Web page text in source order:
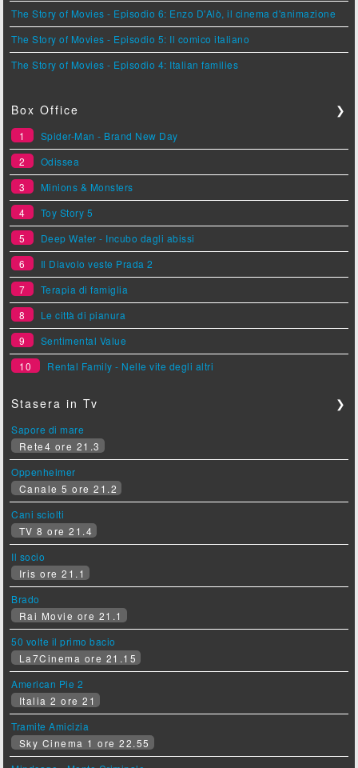
The Story of Movies - Episodio 6: Enzo D'Alò, il cinema d'animazione
The Story of Movies - Episodio 5: Il comico italiano
The Story of Movies - Episodio 4: Italian families
Box Office ❯
1
Spider-Man - Brand New Day
2
Odissea
3
Minions & Monsters
4
Toy Story 5
5
Deep Water - Incubo dagli abissi
6
Il Diavolo veste Prada 2
7
Terapia di famiglia
8
Le città di pianura
9
Sentimental Value
10
Rental Family - Nelle vite degli altri
Stasera in Tv ❯
Sapore di mare
Rete4 ore 21.3
Oppenheimer
Canale 5 ore 21.2
Cani sciolti
TV 8 ore 21.4
Il socio
Iris ore 21.1
Brado
Rai Movie ore 21.1
50 volte il primo bacio
La7Cinema ore 21.15
American Pie 2
Italia 2 ore 21
Tramite Amicizia
Sky Cinema 1 ore 22.55